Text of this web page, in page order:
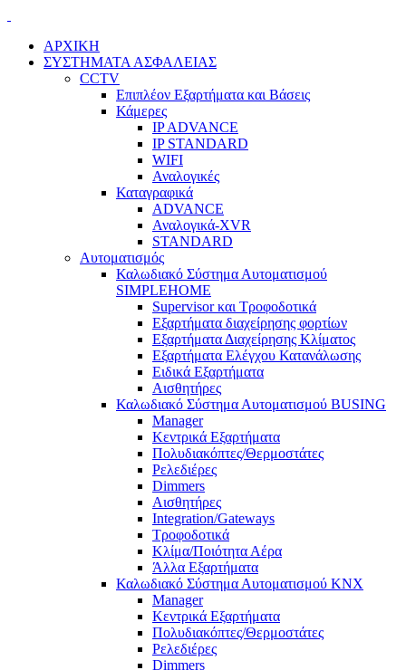
ΑΡΧΙΚΗ
ΣΥΣΤΗΜΑΤΑ ΑΣΦΑΛΕΙΑΣ
CCTV
Επιπλέον Εξαρτήματα και Βάσεις
Κάμερες
IP ADVANCE
IP STANDARD
WIFI
Αναλογικές
Καταγραφικά
ADVANCE
Αναλογικά-XVR
STANDARD
Αυτοματισμός
Καλωδιακό Σύστημα Αυτοματισμού
SIMPLEHOME
Supervisor και Τροφοδοτικά
Εξαρτήματα διαχείρησης φορτίων
Εξαρτήματα Διαχείρησης Κλίματος
Εξαρτήματα Ελέγχου Κατανάλωσης
Ειδικά Εξαρτήματα
Αισθητήρες
Καλωδιακό Σύστημα Αυτοματισμού BUSING
Manager
Κεντρικά Εξαρτήματα
Πολυδιακόπτες/Θερμοστάτες
Ρελεδιέρες
Dimmers
Αισθητήρες
Integration/Gateways
Τροφοδοτικά
Κλίμα/Ποιότητα Αέρα
Άλλα Εξαρτήματα
Καλωδιακό Σύστημα Αυτοματισμού KNX
Manager
Κεντρικά Εξαρτήματα
Πολυδιακόπτες/Θερμοστάτες
Ρελεδιέρες
Dimmers